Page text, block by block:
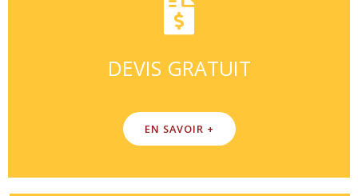
DEVIS GRATUIT
EN SAVOIR +